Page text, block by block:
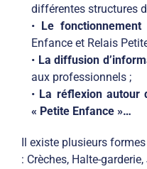
différentes structures
• Le fonctionnement
Enfance et Relais
• La diffusion
aux professionnels ;
• La réflexion autour
« Petite Enfance »…
Il existe plusieurs
: Crèches, Halte-